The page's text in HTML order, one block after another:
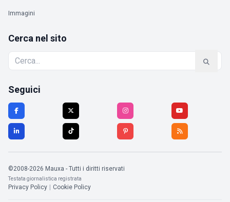
Immagini
Cerca nel sito
Seguici
©2008-2026 Mauxa - Tutti i diritti riservati
Testata giornalistica registrata
Privacy Policy Cookie Policy